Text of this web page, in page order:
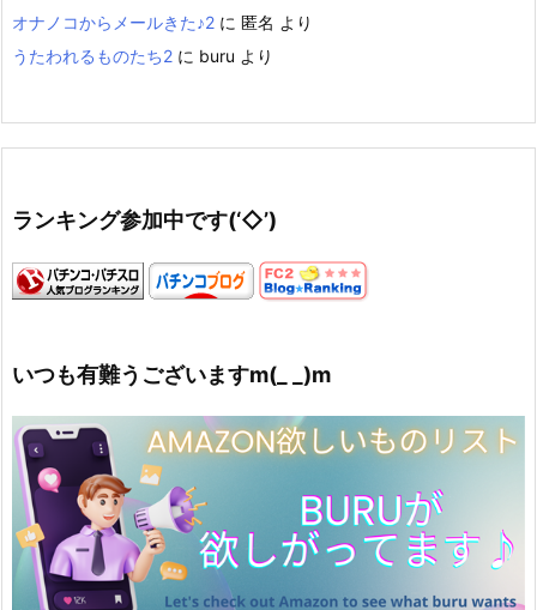
オナノコからメールきた♪2 に 匿名 より
うたわれるものたち2 に buru より
ランキング参加中です(‘◇’)ゞ
いつも有難うございますm(_ _)m